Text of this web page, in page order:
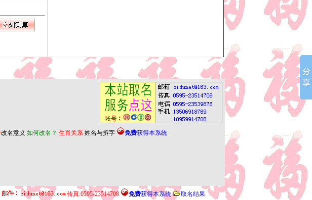
改名意义 如何改名？ 生肖关系 姓名与拆字 免费获得本系统
传真:0595-23514708 免费获得本系统
取名结果